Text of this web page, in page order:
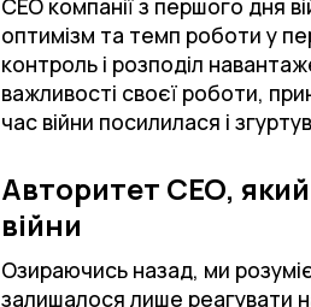
СЕО компанії з першого дня
оптимізм та темп роботи у
контроль і розподіл
важливості своєї роботи,
час війни посилилася і
Авторитет СЕО,
війни
Озираючись назад, ми
залишалося лише реагувати